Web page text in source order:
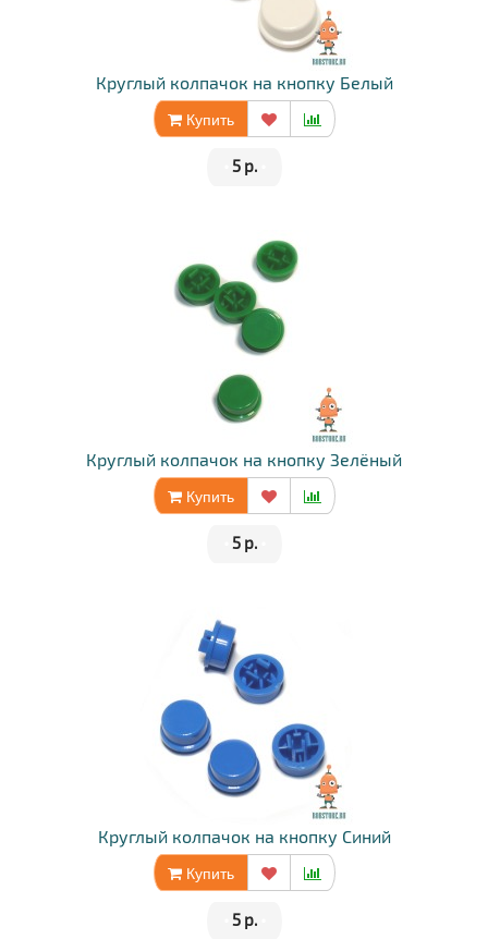
Круглый колпачок на кнопку Белый
Купить
5 р.
Круглый колпачок на кнопку Зелёный
Купить
5 р.
Круглый колпачок на кнопку Синий
Купить
5 р.